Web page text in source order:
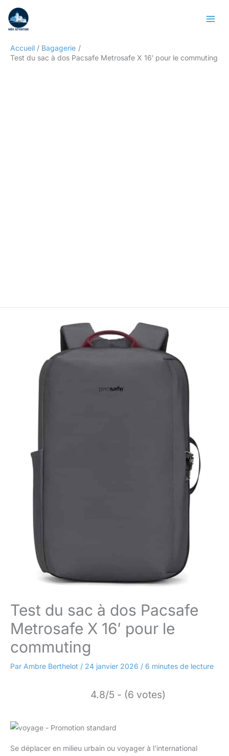
contenu
Accueil
Bagagerie
Test du sac à dos Pacsafe Metrosafe X 16′ pour le commuting
Test du sac à dos Pacsafe
Metrosafe X 16′ pour le
commuting
Par Ambre Berthelot / 24 janvier 2026 / 6 minutes de lecture
4.8/5 - (6 votes)
Se déplacer en milieu urbain ou voyager à l’international
Rechercher